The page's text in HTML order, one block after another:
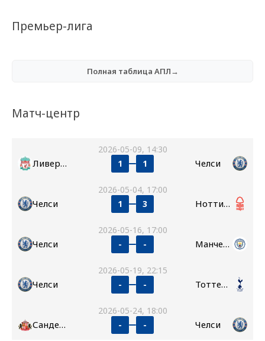
Премьер-лига
Полная таблица АПЛ→
Матч-центр
2026-05-09, 14:30
Ливерпуль 1 1 Челси
2026-05-04, 17:00
Челси 1 3 Ноттингем Форест
2026-05-16, 17:00
Челси - - Манчестер Сити
2026-05-19, 22:15
Челси - - Тоттенхэм
2026-05-24, 18:00
Сандерленд - - Челси